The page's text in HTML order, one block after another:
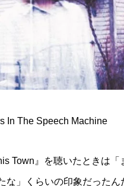
In The Speech Machine
Town』を聴いたときは
な」くらいの印象だった